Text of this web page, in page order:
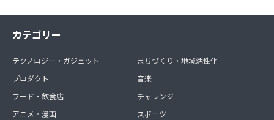
・商品ジャンル オーロラ缶バッジ
・数量 各1個
・デザイン レトロアイドルSDVer.
カテゴリー
テクノロジー・ガジェット
プロダクト
フード・飲食店
アニメ・漫画
まちづくり・地域活性化
音楽
チャレンジ
スポーツ